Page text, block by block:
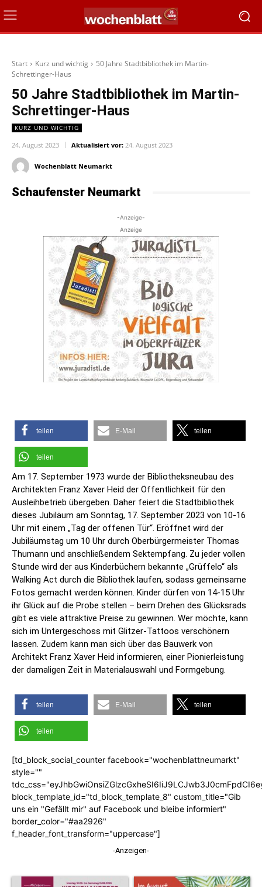
Start Kurz und wichtig
50 Jahre Stadtbibliothek im Martin-
Schrettinger-Haus
50 Jahre Stadtbibliothek im Martin-
Schrettinger-Haus
KURZ UND WICHTIG
24. August 2023 Aktualisiert vor: 24. August 2023
Wochenblatt Neumarkt
Schaufenster Neumarkt
-Anzeige-
Anzeige
teilen E-Mail teilen
teilen
Am 17. September 1973 wurde der Bibliotheksneubau des
Architekten Franz Xaver Heid der Öffentlichkeit für den
Ausleihbetrieb übergeben. Daher feiert die Stadtbibliothek
dieses Jubiläum am Sonntag, 17. September 2023 von 10-16
Uhr mit einem „Tag der offenen Tür“. Eröffnet wird der
Jubiläumstag um 10 Uhr durch Oberbürgermeister Thomas
Thumann und anschließendem Sektempfang. Zu jeder vollen
Stunde wird der aus Kinderbüchern bekannte „Grüffelo“ als
Walking Act durch die Bibliothek laufen, sodass gemeinsame
Fotos gemacht werden können. Kinder dürfen von 14-15 Uhr
ihr Glück auf die Probe stellen – beim Drehen des Glücksrads
gibt es viele attraktive Preise zu gewinnen. Wer möchte, kann
sich im Untergeschoss mit Glitzer-Tattoos verschönern
lassen. Zudem kann man sich über das Bauwerk von
Architekt Franz Xaver Heid informieren, einer Pionierleistung
der damaligen Zeit in Materialauswahl und Formgebung.
teilen E-Mail teilen
teilen
[td_block_social_counter facebook="wochenblattneumarkt"
style=""
block_template_id="td_block_template_8" custom_title="Gib
uns ein "Gefällt mir" auf Facebook und bleibe informiert"
border_color="#aa2926"
f_header_font_transform="uppercase"]
-Anzeigen-